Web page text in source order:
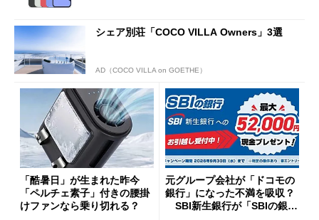
シェア別荘「COCO VILLA Owners」3選
AD（COCO VILLA on GOETHE）
「酷暑日」が生まれた昨今
「ペルチェ素子」付きの腰掛
けファンなら乗り切れる？
元グループ会社が「ドコモの
銀行」になった不満を吸収？
SBI新生銀行が「SBIの銀